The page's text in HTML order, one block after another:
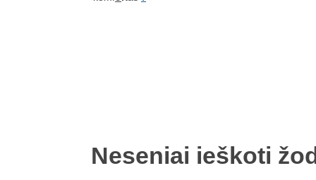
Neseniai ieškoti